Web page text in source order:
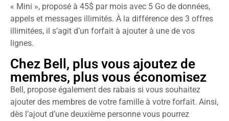
« Mini », proposé à 45$ par mois avec 5 Go de données,
appels et messages illimités. À la différence des 3 offres
illimitées, il s’agit d’un forfait à ajouter à une de vos
lignes.
Chez Bell, plus vous ajoutez de
membres, plus vous économisez
Bell, propose également des rabais si vous souhaitez
ajouter des membres de votre famille à votre forfait. Ainsi,
dès l’ajout d’une deuxième personne vous pourrez